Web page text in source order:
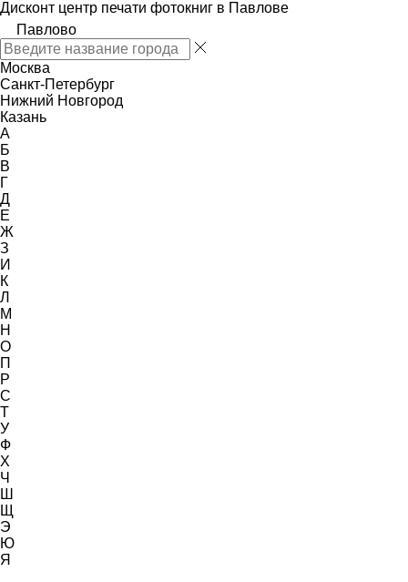
Дисконт центр печати фотокниг в Павлове
Павлово
Москва
Санкт-Петербург
Нижний Новгород
Казань
А
Б
В
Г
Д
Е
Ж
З
И
К
Л
М
Н
О
П
Р
С
Т
У
Ф
Х
Ч
Ш
Щ
Э
Ю
Я